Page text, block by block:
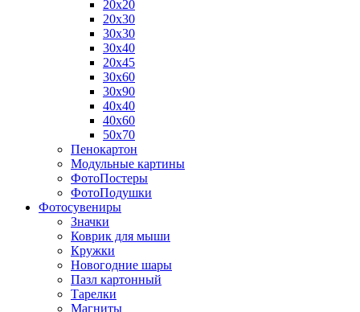
20х20
20х30
30х30
30х40
20х45
30х60
30х90
40х40
40х60
50х70
Пенокартон
Модульные картины
ФотоПостеры
ФотоПодушки
Фотоcувениры
Значки
Коврик для мыши
Кружки
Новогодние шары
Пазл картонный
Тарелки
Магниты